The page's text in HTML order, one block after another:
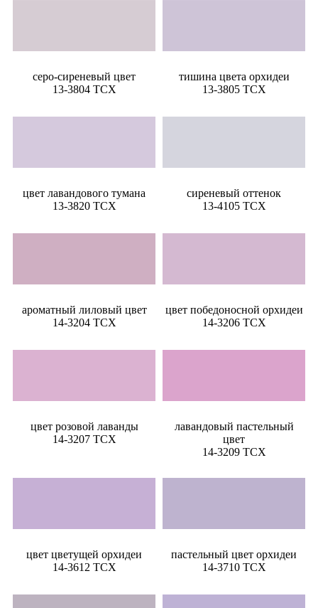
серо-сиреневый цвет
13-3804 TCX
тишина цвета орхидеи
13-3805 TCX
цвет лавандового тумана
13-3820 TCX
сиреневый оттенок
13-4105 TCX
ароматный лиловый цвет
14-3204 TCX
цвет победоносной орхидеи
14-3206 TCX
цвет розовой лаванды
14-3207 TCX
лавандовый пастельный
цвет
14-3209 TCX
цвет цветущей орхидеи
14-3612 TCX
пастельный цвет орхидеи
14-3710 TCX